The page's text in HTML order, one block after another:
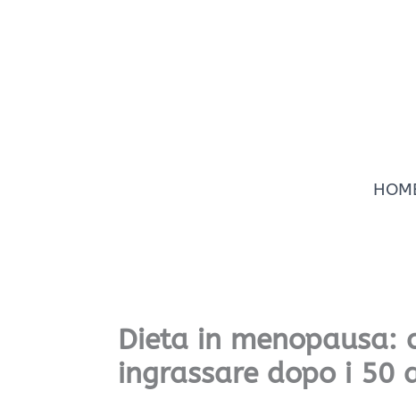
Dieta in menopausa:
ingrassare dopo i 50